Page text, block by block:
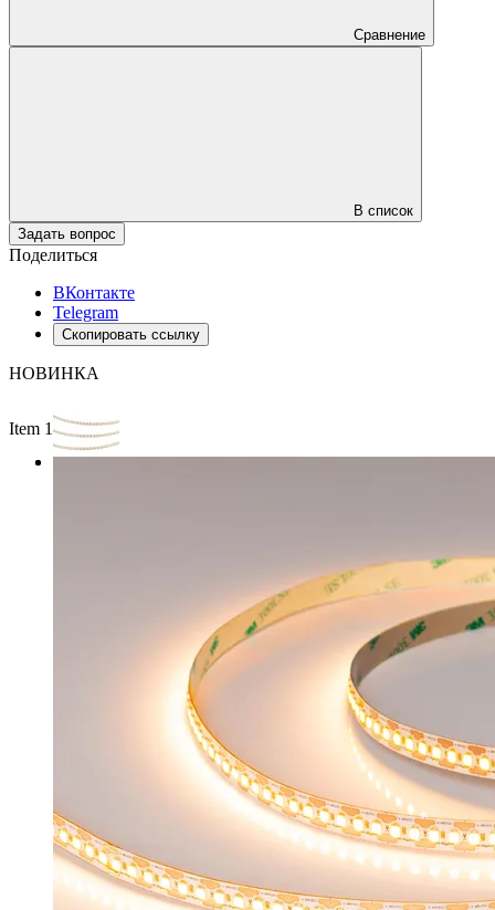
Сравнение
В список
Задать вопрос
Поделиться
ВКонтакте
Telegram
Скопировать ссылку
НОВИНКА
Item 1 of 2